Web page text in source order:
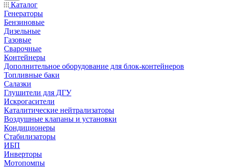
Каталог
Генераторы
Бензиновые
Дизельные
Газовые
Сварочные
Контейнеры
Дополнительное оборудование для блок-контейнеров
Топливные баки
Салазки
Глушители для ДГУ
Искрогасители
Каталитические нейтрализаторы
Воздушные клапаны и установки
Кондиционеры
Стабилизаторы
ИБП
Инверторы
Мотопомпы